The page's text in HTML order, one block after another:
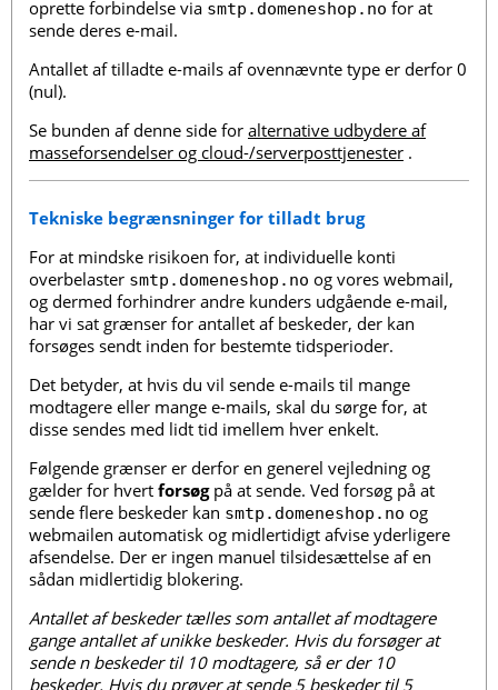
oprette forbindelse via smtp.domeneshop.no for at
sende deres e-mail.
Antallet af tilladte e-mails af ovennævnte type er derfor 0
(nul).
Se bunden af denne side for alternative udbydere af
masseforsendelser og cloud-/serverposttjenester .
Tekniske begrænsninger for tilladt brug
For at mindske risikoen for, at individuelle konti
overbelaster smtp.domeneshop.no og vores webmail,
og dermed forhindrer andre kunders udgående e-mail,
har vi sat grænser for antallet af beskeder, der kan
forsøges sendt inden for bestemte tidsperioder.
Det betyder, at hvis du vil sende e-mails til mange
modtagere eller mange e-mails, skal du sørge for, at
disse sendes med lidt tid imellem hver enkelt.
Følgende grænser er derfor en generel vejledning og
gælder for hvert forsøgpå at sende. Ved forsøg på at
sende flere beskeder kan smtp.domeneshop.no og
webmailen automatisk og midlertidigt afvise yderligere
afsendelse. Der er ingen manuel tilsidesættelse af en
sådan midlertidig blokering.
Antallet af beskeder tælles som antallet af modtagere
gange antallet af unikke beskeder. Hvis du forsøger at
sende n beskeder til 10 modtagere, så er der 10
beskeder. Hvis du prøver at sende 5 beskeder til 5